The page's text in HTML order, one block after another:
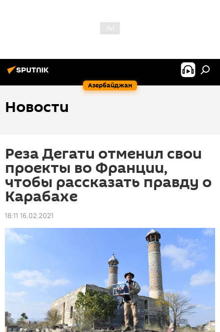
Азербайджан
Новости
Реза Дегати отменил свои
проекты во Франции,
чтобы рассказать правду о
Карабахе
18:11 16.02.2021